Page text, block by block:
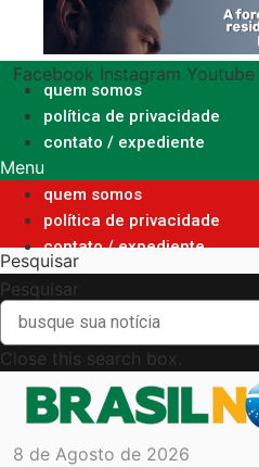
o
conteúdo
Facebook Instagram Youtube
quem somos
política de privacidade
contato / expediente
Menu
quem somos
política de privacidade
contato / expediente
Pesquisar
Pesquisar
Close this search box.
8 de Agosto de 2026